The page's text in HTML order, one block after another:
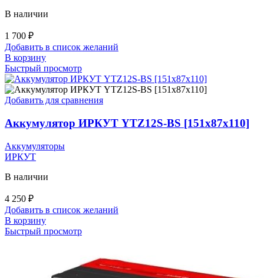
В наличии
1 700 ₽
Добавить в список желаний
В корзину
Быстрый просмотр
Добавить для сравнения
Аккумулятор ИРКУТ YTZ12S-BS [151х87х110]
Аккумуляторы
ИРКУТ
В наличии
4 250 ₽
Добавить в список желаний
В корзину
Быстрый просмотр